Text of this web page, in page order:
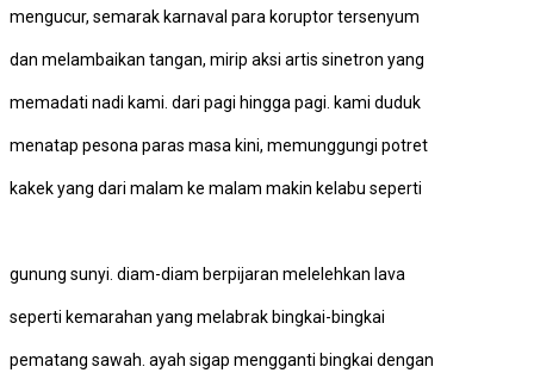
mengucur, semarak karnaval para koruptor tersenyum
dan melambaikan tangan, mirip aksi artis sinetron yang
memadati nadi kami. dari pagi hingga pagi. kami duduk
menatap pesona paras masa kini, memunggungi potret
kakek yang dari malam ke malam makin kelabu seperti
gunung sunyi. diam-diam berpijaran melelehkan lava
seperti kemarahan yang melabrak bingkai-bingkai
pematang sawah. ayah sigap mengganti bingkai dengan